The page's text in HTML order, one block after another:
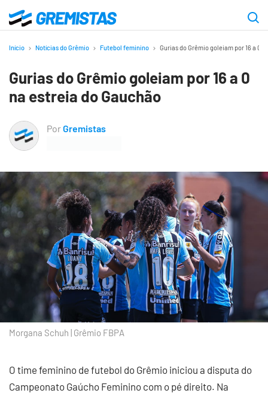
para
principal
Gremistas
Início Notícias do Grêmio Futebol feminino Gurias do Grêmio goleiam por 16 a 0
Gurias do Grêmio goleiam por 16 a 0
na estreia do Gauchão
PorGremistas
Morgana Schuh | Grêmio FBPA
O time feminino de futebol do Grêmio iniciou a disputa do
Campeonato Gaúcho Feminino com o pé direito. Na